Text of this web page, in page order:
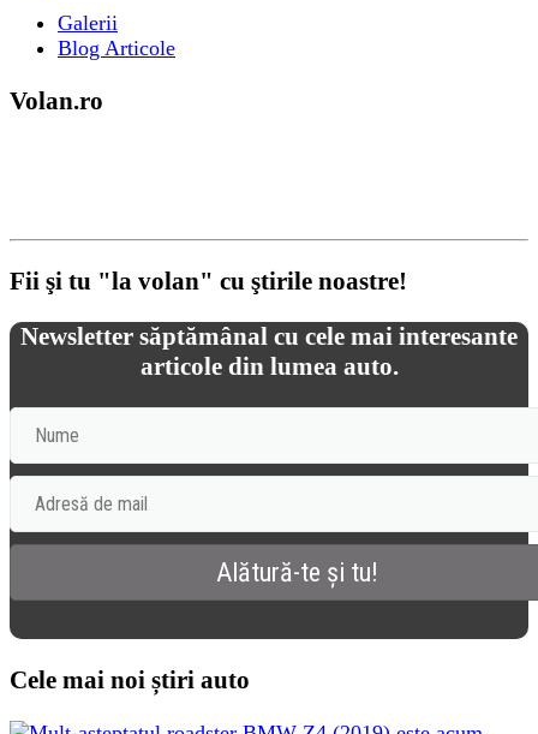
Galerii
Blog Articole
Volan.ro
Fii şi tu "la volan" cu ştirile noastre!
Newsletter săptămânal cu cele mai interesante
articole din lumea auto.
Cele mai noi știri auto